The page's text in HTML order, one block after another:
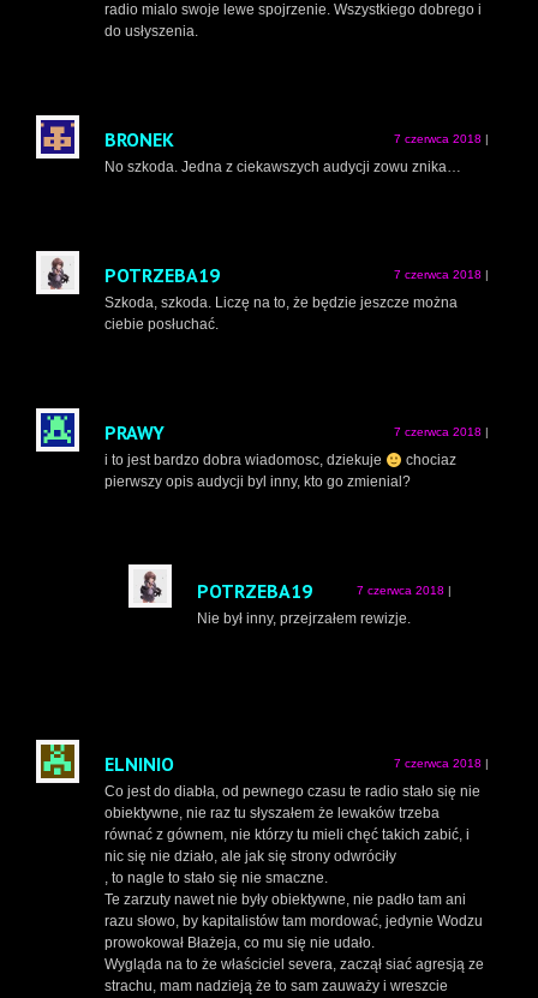
radio mialo swoje lewe spojrzenie. Wszystkiego dobrego i
do usłyszenia.
BRONEK 7 czerwca 2018
No szkoda. Jedna z ciekawszych audycji zowu znika…
POTRZEBA19 7 czerwca 2018
Szkoda, szkoda. Liczę na to, że będzie jeszcze można
ciebie posłuchać.
PRAWY 7 czerwca 2018
i to jest bardzo dobra wiadomosc, dziekuje
chociaz
pierwszy opis audycji byl inny, kto go zmienial?
POTRZEBA19 7 czerwca 2018
Nie był inny, przejrzałem rewizje.
ELNINIO 7 czerwca 2018
Co jest do diabła, od pewnego czasu te radio stało się nie
obiektywne, nie raz tu słyszałem że lewaków trzeba
równać z gównem, nie którzy tu mieli chęć takich zabić, i
nic się nie działo, ale jak się strony odwróciły
, to nagle to stało się nie smaczne.
Te zarzuty nawet nie były obiektywne, nie padło tam ani
razu słowo, by kapitalistów tam mordować, jedynie Wodzu
prowokował Błażeja, co mu się nie udało.
Wygląda na to że właściciel severa, zaczął siać agresją ze
strachu, mam nadzieją że to sam zauważy i wreszcie